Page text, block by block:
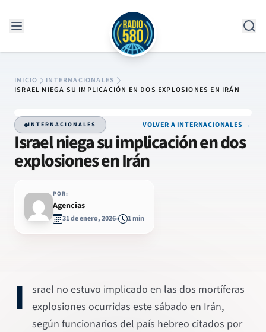
INICIO
INTERNACIONALES
ISRAEL NIEGA SU IMPLICACIÓN EN DOS EXPLOSIONES EN IRÁN
INTERNACIONALES VOLVER A INTERNACIONALES →
Israel niega su implicación en dos
explosiones en Irán
POR:
Agencias
31 de enero, 2026 1 min
I
srael no estuvo implicado en las dos mortíferas
explosiones ocurridas este sábado en Irán,
según funcionarios del país hebreo citados por